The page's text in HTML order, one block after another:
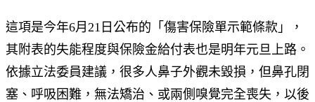
這項是今年6月21日公布的「傷害保險單示範條款」，
其附表的失能程度與保險金給付表也是明年元旦上路。
依據立法委員建議，很多人鼻子外觀未毀損，但鼻孔閉
塞、呼吸困難，無法矯治、或兩側嗅覺完全喪失，以後